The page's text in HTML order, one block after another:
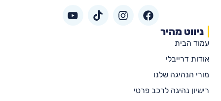
ניווט מהיר
עמוד הבית
אודות דרייבלי
מורי הנהיגה שלנו
רישיון נהיגה לרכב פרטי